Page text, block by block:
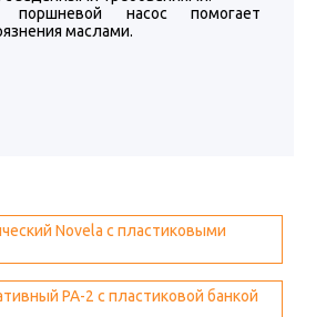
поршневой насос помогает
маслами.
Novela с пластиковыми
PA-2 с пластиковой банкой